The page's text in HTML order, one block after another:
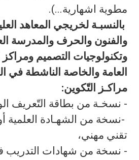
مطوية اشهارية...).
بالنسبـة لخريجي المعاهد
والفنون والحرف والمدرسة
وتكنولوجيات التصميم ومراكز
العامة والخاصة الناشطة
مراكـز التّكوين:
- نسخـة من بطاقة التّعريف
-نسخة من الشهـادة العلمية
تقني مهني،
- نسخة من شهادات التدريب